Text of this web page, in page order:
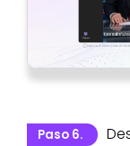
Paso 6.